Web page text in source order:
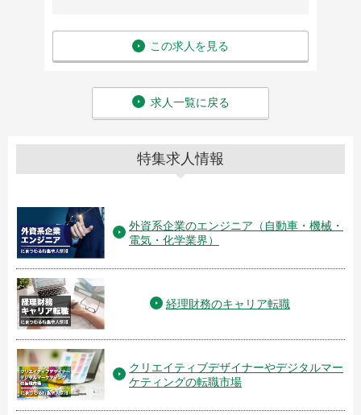
この求人を見る
求人一覧に戻る
特集求人情報
外資系企業のエンジニア（自動車・機械・
電気・化学業界）
経理財務のキャリア転職
クリエイティブデザイナーやデジタルマー
ケティングの転職市場